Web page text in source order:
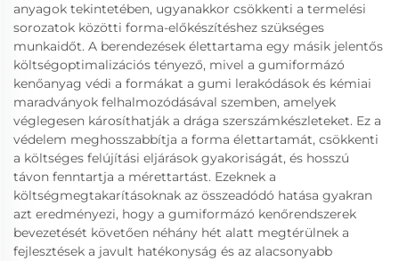
anyagok tekintetében, ugyanakkor csökkenti a termelési
sorozatok közötti forma-előkészítéshez szükséges
munkaidőt. A berendezések élettartama egy másik jelentős
költségoptimalizációs tényező, mivel a gumiformázó
kenőanyag védi a formákat a gumi lerakódások és kémiai
maradványok felhalmozódásával szemben, amelyek
véglegesen károsíthatják a drága szerszámkészleteket. Ez a
védelem meghosszabbítja a forma élettartamát, csökkenti
a költséges felújítási eljárások gyakoriságát, és hosszú
távon fenntartja a mérettartást. Ezeknek a
költségmegtakarításoknak az összeadódó hatása gyakran
azt eredményezi, hogy a gumiformázó kenőrendszerek
bevezetését követően néhány hét alatt megtérülnek a
fejlesztések a javult hatékonyság és az alacsonyabb